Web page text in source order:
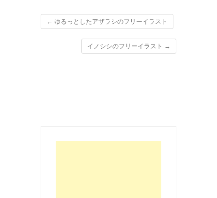
← ゆるっとしたアザラシのフリーイラスト
イノシシのフリーイラスト →